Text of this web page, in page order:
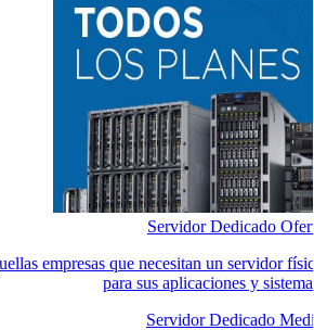
Servidor Dedicado
empresas que necesitan un servidor
para sus aplicaciones y
Servidor Dedicado